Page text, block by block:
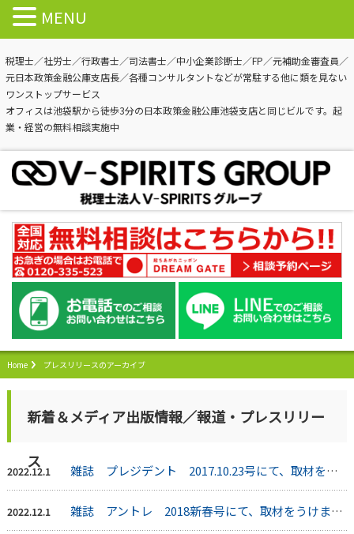
税理士／社労士／行政書士／司法書士／中小企業診断士／FP／元補助金審査員／
元日本政策金融公庫支店長／各種コンサルタントなどが常駐する他に類を見ない
ワンストップサービス
オフィスは池袋駅から徒歩3分の日本政策金融公庫池袋支店と同じビルです。起
業・経営の無料相談実施中
Home プレスリリースのアーカイブ
新着＆メディア出版情報／報道・プレスリリー
ス
2022.12.1 雑誌 プレジデント 2017.10.23号にて、取材をうけました。
2022.12.1 雑誌 アントレ 2018新春号にて、取材をうけました。
MENU